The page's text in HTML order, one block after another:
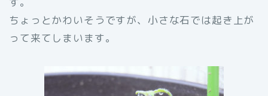
ちょっとかわいそうですが、小さな石では起き上が
って来てしまいます。